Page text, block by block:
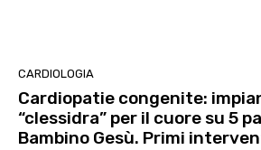
CARDIOLOGIA
Cardiopatie congenite:
“clessidra” per il cuore su 5
Bambino Gesù. Primi